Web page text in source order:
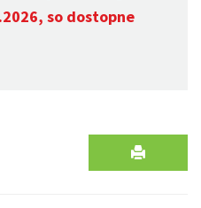
so dostopne